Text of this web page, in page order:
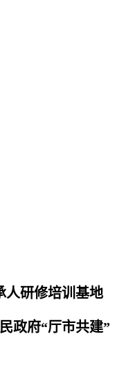
人研修培训基地
政府“厅市共建”